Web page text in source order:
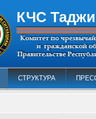
КЧС
СТРУКТУРА